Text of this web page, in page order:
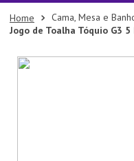
Cama, Mesa e
Jogo de Toalha Tóquio G3
Termos mais
1 º
Panelas
2º
Pratos